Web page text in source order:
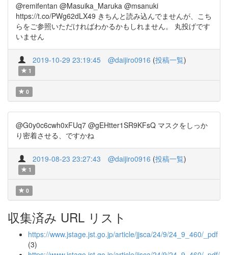
@remifentan @Masuika_Maruka @msanuki
https://t.co/PWg62dLX49 きちんと読み込んでませんが、こち
らをご参照いただければわかるかもしれません。 丸投げです
いません
2019-10-29 23:19:45 @daijiro0916 (投稿一覧)
1
0
@G0y0c6cwh0xFUq7 @gEHtter1SR9KFsQ マスクをしっか
り密着させる、ですかね
2019-08-23 23:27:43 @daijiro0916 (投稿一覧)
1
0
収集済み URL リスト
https://www.jstage.jst.go.jp/article/jjsca/24/9/24_9_460/_pdf
(3)